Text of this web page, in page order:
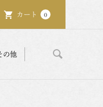
カート 0
の他